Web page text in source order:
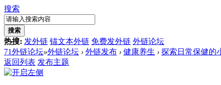
搜索
搜索
热搜: 发外链 锚文本外链 免费发外链 外链论坛
71外链论坛»外链论坛 › 外链发布 › 健康养生 › 探索日常保健的
返回列表 发布主题